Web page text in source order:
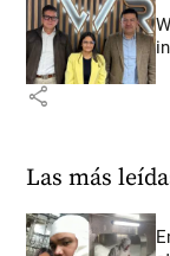
share
Las más